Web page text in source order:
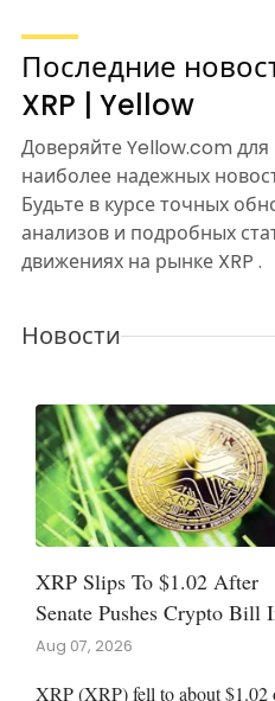
Последние
XRP | Yellow
Доверяйте Yellow.com
наиболее надежных
Будьте в курсе точных
анализов и подробных
движениях на рынке XRP .
Новости
XRP Slips To $1.02 After
Senate Pushes Crypto Bill
September
Aug 07, 2026
XRP (XRP) fell to about $1.02